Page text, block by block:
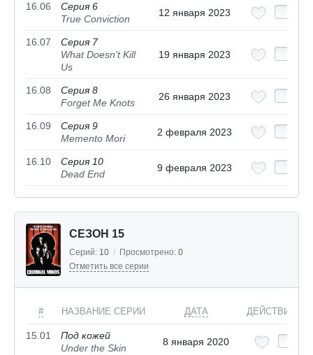
16.06
Серия 6
True Conviction
12 января 2023
16.07
Серия 7
What Doesn't Kill
Us
19 января 2023
16.08
Серия 8
Forget Me Knots
26 января 2023
16.09
Серия 9
Memento Mori
2 февраля 2023
16.10
Серия 10
Dead End
9 февраля 2023
СЕЗОН 15
Серий: 10 / Просмотрено: 0
Отметить все серии
# НАЗВАНИЕ СЕРИИ ДАТА ДЕЙСТВИЯ
15.01
Под кожей
Under the Skin
8 января 2020